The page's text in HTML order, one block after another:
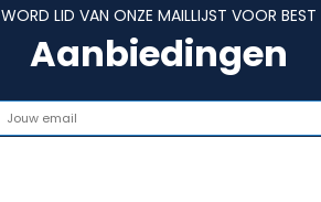
WORD LID VAN ONZE MAILLIJST VOOR BEST
Aanbiedingen